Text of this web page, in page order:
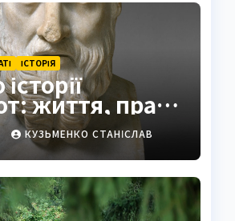
ІСТОРІЯ
життя, праці
КУЗЬМЕНКО СТАНІСЛАВ